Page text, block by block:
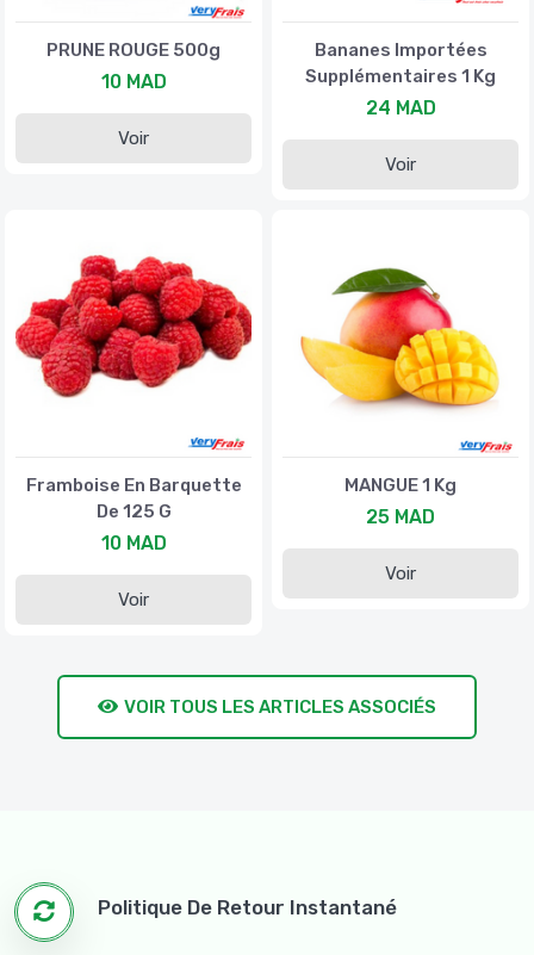
PRUNE ROUGE 500g
10 MAD
Voir
Bananes Importées
Supplémentaires 1 Kg
24 MAD
Voir
Framboise En Barquette
De 125 G
10 MAD
Voir
MANGUE 1 Kg
25 MAD
Voir
VOIR TOUS LES ARTICLES ASSOCIÉS
Politique De Retour Instantané